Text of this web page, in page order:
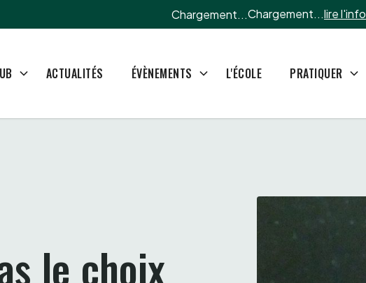
Chargement...Chargement...lire l'info
ACTUALITÉS ÉVÈNEMENTS L'ÉCOLE PRATIQUER
le choix